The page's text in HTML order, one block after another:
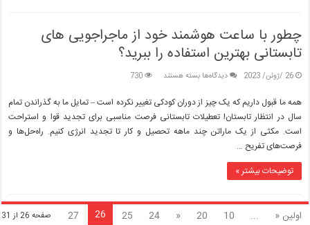
چطور با ساعت هوشمند خود از ماجراجویی های
تابستانی بهترین استفاده را ببرید؟
26 /ژوئن/ 2023 دیدگاه‌هابرای
با
ساعت
هوشمند
خود
استفاده
را
بسته هستند 730
همه ما قبول داریم که یک چیز از دوران کودکی تغییر نکرده است – تمایل ما به گذراندن تمام
سال در انتظار تابستان! تعطیلات تابستانی فرصت مناسبی برای تجدید قوا و استراحت
است. مکثی از یک ماراتن چند ماهه تحصیل و کار تا تجدید انرژی کنیم. راه‌حل‌ها و
فرصت‌های تفریح …
توضیحات بیشتر »
صفحه 26 از 31 اولین « ...
10
20
«
24
25
26
27